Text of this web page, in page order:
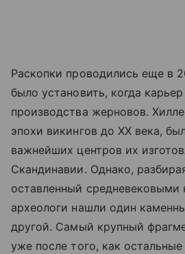
Раскопки проводились еще в
было установить, когда
производства жерновов.
эпохи викингов до XX века,
важнейших центров их
Скандинавии. Однако,
оставленный средневековыми
археологи нашли один
другой. Самый крупный
уже после того, как